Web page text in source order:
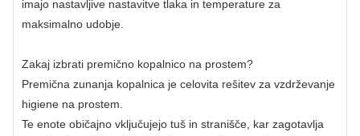
imajo nastavljive nastavitve tlaka in temperature za
maksimalno udobje.
Zakaj izbrati premično kopalnico na prostem?
Premična zunanja kopalnica je celovita rešitev za vzdrževanje
higiene na prostem.
Te enote običajno vključujejo tuš in stranišče, kar zagotavlja